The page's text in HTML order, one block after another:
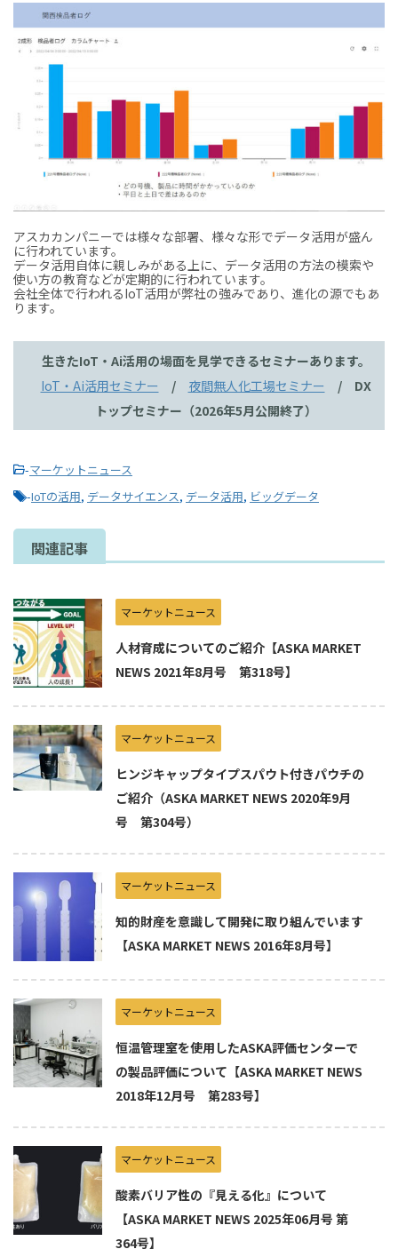
アスカカンパニーでは様々な部署、様々な形でデータ活用が盛ん
に行われています。
データ活用自体に親しみがある上に、データ活用の方法の模索や
使い方の教育などが定期的に行われています。
会社全体で行われるIoT活用が弊社の強みであり、進化の源でもあ
ります。
生きたIoT・Ai活用の場面を見学できるセミナーあります。
IoT・Ai活用セミナー / 夜間無人化工場セミナー / DX
トップセミナー（2026年5月公開終了）
-マーケットニュース
-IoTの活用, データサイエンス, データ活用, ビッグデータ
関連記事
マーケットニュース
人材育成についてのご紹介【ASKA MARKET
NEWS 2021年8月号 第318号】
マーケットニュース
ヒンジキャップタイプスパウト付きパウチの
ご紹介（ASKA MARKET NEWS 2020年9月
号 第304号）
マーケットニュース
知的財産を意識して開発に取り組んでいます
【ASKA MARKET NEWS 2016年8月号】
マーケットニュース
恒温管理室を使用したASKA評価センターで
の製品評価について【ASKA MARKET NEWS
2018年12月号 第283号】
マーケットニュース
酸素バリア性の『見える化』について
【ASKA MARKET NEWS 2025年06月号 第
364号】